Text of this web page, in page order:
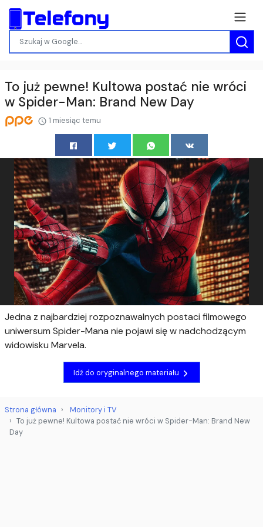
To już pewne! Kultowa postać nie wróci
w Spider-Man: Brand New Day
1 miesiąc temu
Jedna z najbardziej rozpoznawalnych postaci filmowego
uniwersum Spider-Mana nie pojawi się w nadchodzącym
widowisku Marvela.
Idź do oryginalnego materiału
Strona główna
Monitory i TV
To już pewne! Kultowa postać nie wróci w Spider-Man: Brand New
Day